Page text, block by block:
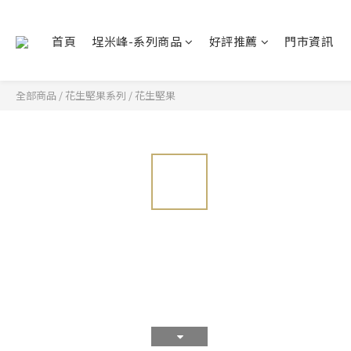
首頁 埕米峰-系列商品 好評推薦 門市資訊
全部商品 / 花生堅果系列 / 花生堅果